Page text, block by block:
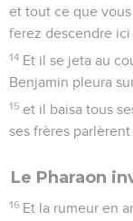
et tout ce que
ferez descendre ici
14 Et il se jeta au
Benjamin pleura
15 et il baisa tous
ses frères parlèrent
Le Pharaon
16 Et la rumeur en